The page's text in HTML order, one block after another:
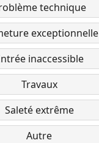
technique
exceptionnelle
inaccessible
Travaux
Saleté extrême
Autre